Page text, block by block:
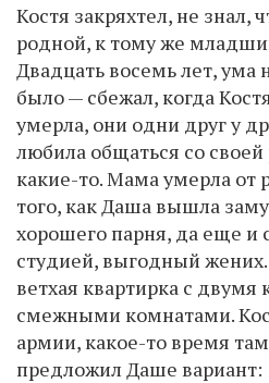
Костя закряхтел, не знал,
родной, к тому же
Двадцать восемь лет, ума
было — сбежал, когда
умерла, они одни друг у
любила общаться со
какие-то. Мама умерла от
того, как Даша вышла
хорошего парня, да еще и
студией, выгодный
ветхая квартирка с
смежными комнатами.
армии, какое-то время
предложил Даше вариант: